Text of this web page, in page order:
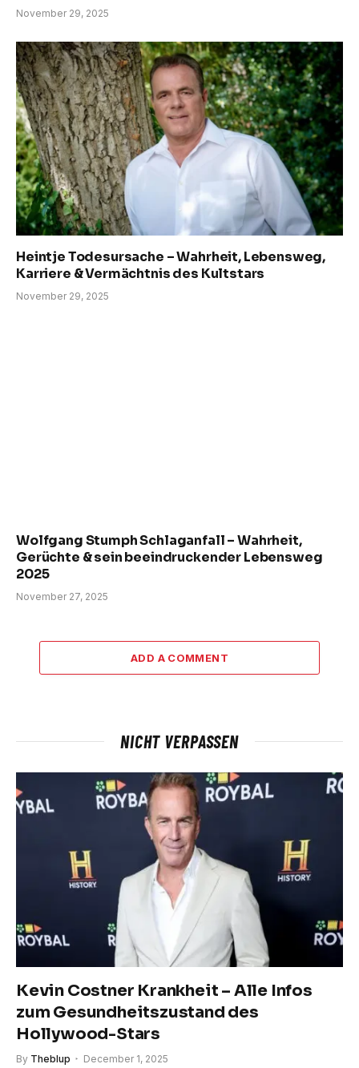
November 29, 2025
Heintje Todesursache – Wahrheit, Lebensweg,
Karriere & Vermächtnis des Kultstars
November 29, 2025
Wolfgang Stumph Schlaganfall – Wahrheit,
Gerüchte & sein beeindruckender Lebensweg
2025
November 27, 2025
ADD A COMMENT
NICHT VERPASSEN
Kevin Costner Krankheit – Alle Infos
zum Gesundheitszustand des
Hollywood-Stars
By Theblup December 1, 2025